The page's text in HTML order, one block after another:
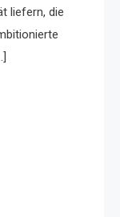
liefern, die